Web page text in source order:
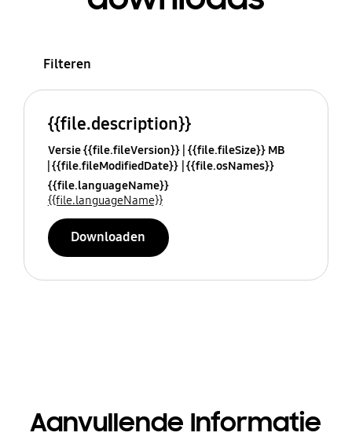
Filteren
{{file.description}}
Versie {{file.fileVersion}} {{file.fileSize}} MB
{{file.fileModifiedDate}} {{file.osNames}}
{{file.languageName}}
{{file.languageName}}
Downloaden
Aanvullende Informatie